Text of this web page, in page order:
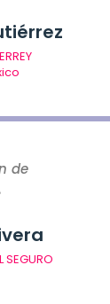
de
SEGURO